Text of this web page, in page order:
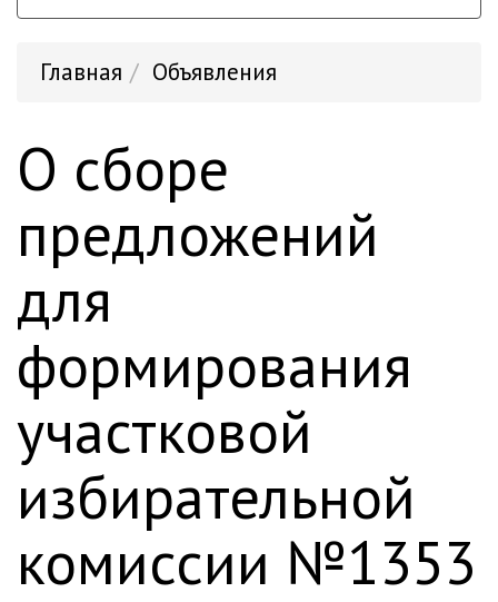
Главная Объявления
О сборе
предложений
для
формирования
участковой
избирательной
комиссии №1353